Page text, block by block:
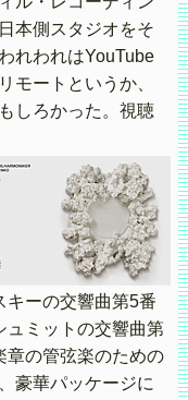
本側スタジオをそ
れわれはYouTube
モートというか、
しろかった。視聴
キーの交響曲第5番
ュミットの交響曲第
章の管弦楽のための
豪華パッケージに